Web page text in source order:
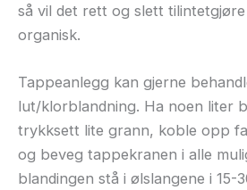
så vil det rett og slett
organisk.
Tappeanlegg kan gjerne
lut/klorblandning. Ha noen liter
trykksett lite grann, koble opp
og beveg tappekranen i alle
blandingen stå i ølslangene i 15-